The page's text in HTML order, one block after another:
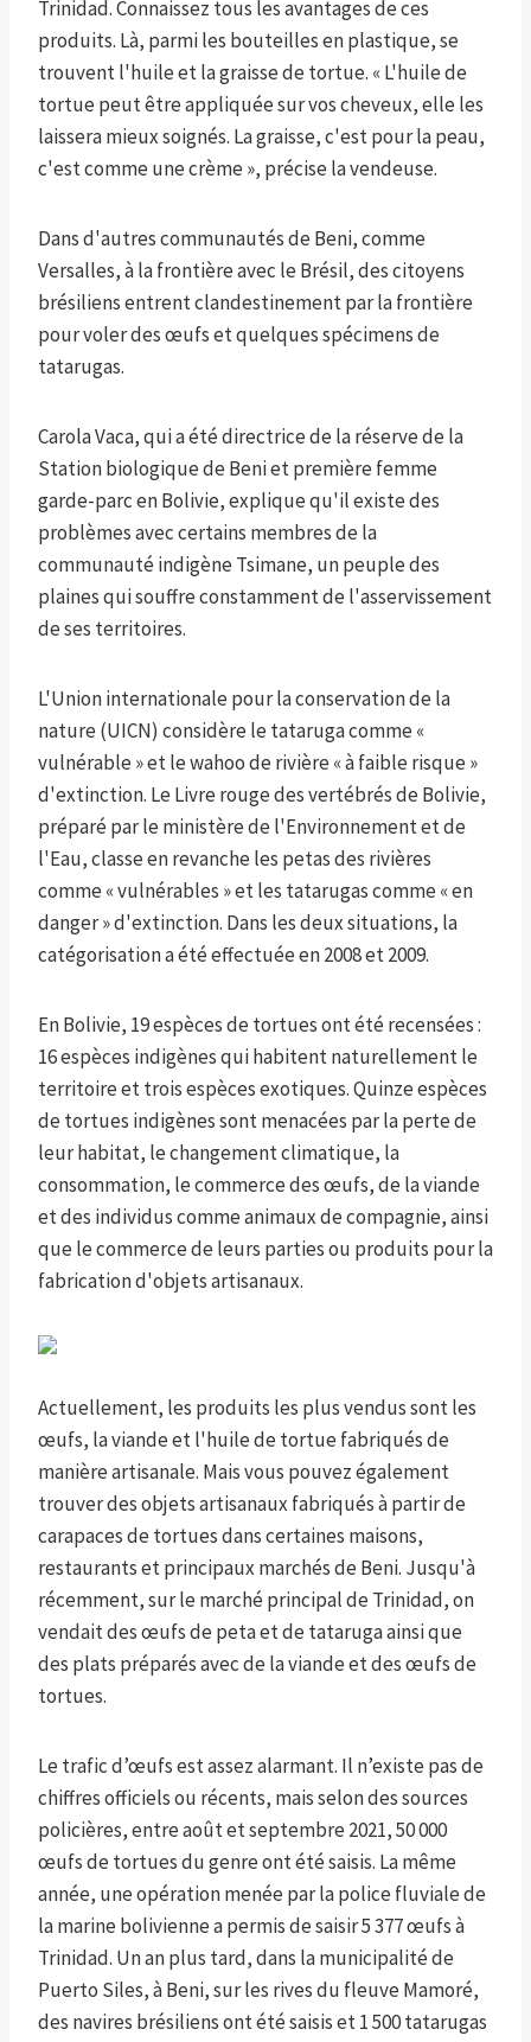
Trinidad. Connaissez tous les avantages de ces
produits. Là, parmi les bouteilles en plastique, se
trouvent l'huile et la graisse de tortue. « L'huile de
tortue peut être appliquée sur vos cheveux, elle les
laissera mieux soignés. La graisse, c'est pour la peau,
c'est comme une crème », précise la vendeuse.
Dans d'autres communautés de Beni, comme
Versalles, à la frontière avec le Brésil, des citoyens
brésiliens entrent clandestinement par la frontière
pour voler des œufs et quelques spécimens de
tatarugas.
Carola Vaca, qui a été directrice de la réserve de la
Station biologique de Beni et première femme
garde-parc en Bolivie, explique qu'il existe des
problèmes avec certains membres de la
communauté indigène Tsimane, un peuple des
plaines qui souffre constamment de l'asservissement
de ses territoires.
L'Union internationale pour la conservation de la
nature (UICN) considère le tataruga comme «
vulnérable » et le wahoo de rivière « à faible risque »
d'extinction. Le Livre rouge des vertébrés de Bolivie,
préparé par le ministère de l'Environnement et de
l'Eau, classe en revanche les petas des rivières
comme « vulnérables » et les tatarugas comme « en
danger » d'extinction. Dans les deux situations, la
catégorisation a été effectuée en 2008 et 2009.
En Bolivie, 19 espèces de tortues ont été recensées :
16 espèces indigènes qui habitent naturellement le
territoire et trois espèces exotiques. Quinze espèces
de tortues indigènes sont menacées par la perte de
leur habitat, le changement climatique, la
consommation, le commerce des œufs, de la viande
et des individus comme animaux de compagnie, ainsi
que le commerce de leurs parties ou produits pour la
fabrication d'objets artisanaux.
Actuellement, les produits les plus vendus sont les
œufs, la viande et l'huile de tortue fabriqués de
manière artisanale. Mais vous pouvez également
trouver des objets artisanaux fabriqués à partir de
carapaces de tortues dans certaines maisons,
restaurants et principaux marchés de Beni. Jusqu'à
récemment, sur le marché principal de Trinidad, on
vendait des œufs de peta et de tataruga ainsi que
des plats préparés avec de la viande et des œufs de
tortues.
Le trafic d’œufs est assez alarmant. Il n’existe pas de
chiffres officiels ou récents, mais selon des sources
policières, entre août et septembre 2021, 50 000
œufs de tortues du genre ont été saisis. La même
année, une opération menée par la police fluviale de
la marine bolivienne a permis de saisir 5 377 œufs à
Trinidad. Un an plus tard, dans la municipalité de
Puerto Siles, à Beni, sur les rives du fleuve Mamoré,
des navires brésiliens ont été saisis et 1 500 tatarugas